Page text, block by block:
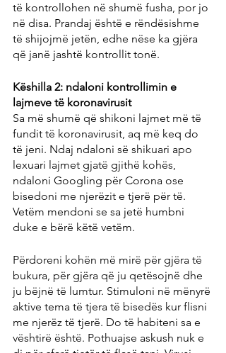
të kontrollohen në shumë fusha, por jo
në disa. Prandaj është e rëndësishme
të shijojmë jetën, edhe nëse ka gjëra
që janë jashtë kontrollit tonë.
Këshilla 2: ndaloni kontrollimin e
lajmeve të koronavirusit
Sa më shumë që shikoni lajmet më të
fundit të koronavirusit, aq më keq do
të jeni. Ndaj ndaloni së shikuari apo
lexuari lajmet gjatë gjithë kohës,
ndaloni Googling për Corona ose
bisedoni me njerëzit e tjerë për të.
Vetëm mendoni se sa jetë humbni
duke e bërë këtë vetëm.
Përdoreni kohën më mirë për gjëra të
bukura, për gjëra që ju qetësojnë dhe
ju bëjnë të lumtur. Stimuloni në mënyrë
aktive tema të tjera të bisedës kur flisni
me njerëz të tjerë. Do të habiteni sa e
vështirë është. Pothuajse askush nuk e